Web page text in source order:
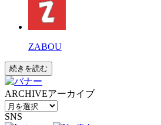
ZABOU
続きを読む
ARCHIVEアーカイブ
SNS